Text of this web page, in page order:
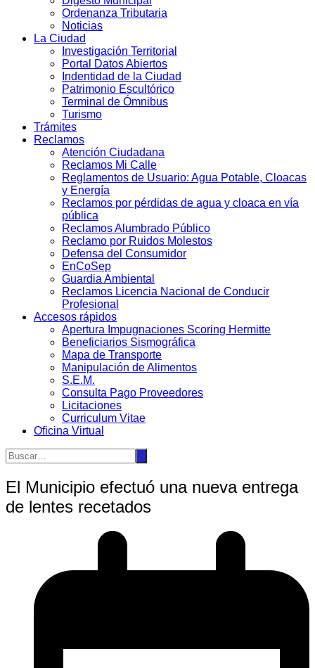
Ordenanza Tributaria
Noticias
La Ciudad
Investigación Territorial
Portal Datos Abiertos
Indentidad de la Ciudad
Patrimonio Escultórico
Terminal de Ómnibus
Turismo
Trámites
Reclamos
Atención Ciudadana
Reclamos Mi Calle
Reglamentos de Usuario: Agua Potable, Cloacas
y Energía
Reclamos por pérdidas de agua y cloaca en vía
pública
Reclamos Alumbrado Público
Reclamo por Ruidos Molestos
Defensa del Consumidor
EnCoSep
Guardia Ambiental
Reclamos Licencia Nacional de Conducir
Profesional
Accesos rápidos
Apertura Impugnaciones Scoring Hermitte
Beneficiarios Sismográfica
Mapa de Transporte
Manipulación de Alimentos
S.E.M.
Consulta Pago Proveedores
Licitaciones
Curriculum Vitae
Oficina Virtual
El Municipio efectuó una nueva entrega
de lentes recetados